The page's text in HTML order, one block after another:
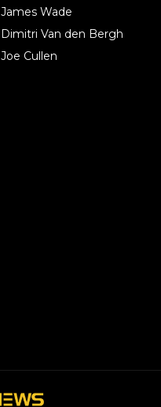
James Wade
Dimitri Van den Bergh
Joe Cullen